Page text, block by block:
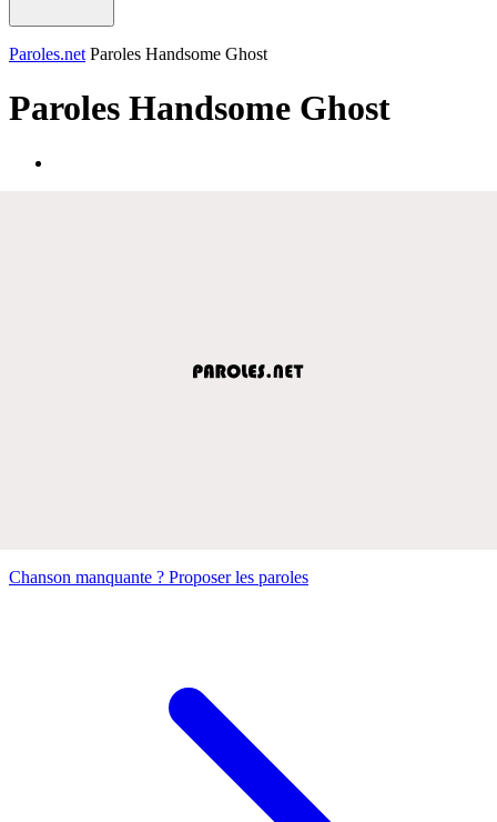
Paroles.net Paroles Handsome Ghost
Paroles Handsome Ghost
Chanson manquante ? Proposer les paroles